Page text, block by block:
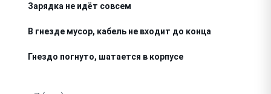
Зарядка не идёт совсем
В гнезде мусор, кабель не входит до конца
Гнездо погнуто, шатается в корпусе